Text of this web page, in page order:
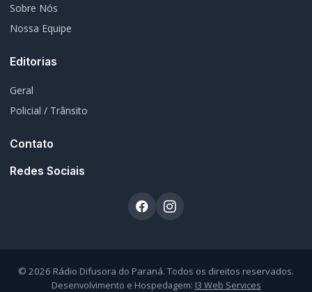
Sobre Nós
Nossa Equipe
Editorias
Geral
Policial / Trânsito
Contato
Redes Sociais
© 2026 Rádio Difusora do Paraná. Todos os direitos reservados.
Desenvolvimento e Hospedagem: I3 Web Services